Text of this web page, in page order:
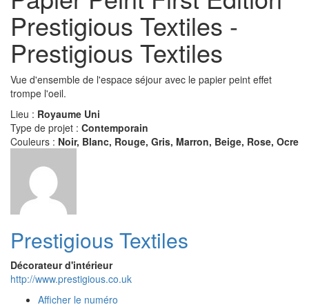
Prestigious Textiles -
Prestigious Textiles
Vue d'ensemble de l'espace séjour avec le papier peint effet
trompe l'oeil.
Lieu : Royaume Uni
Type de projet : Contemporain
Couleurs : Noir, Blanc, Rouge, Gris, Marron, Beige, Rose, Ocre
Prestigious Textiles
Décorateur d'intérieur
http://www.prestigious.co.uk
Afficher le numéro